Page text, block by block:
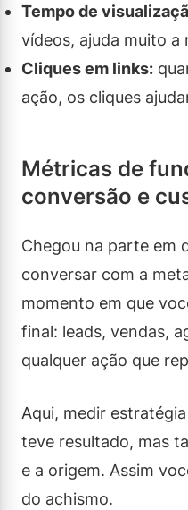
Tempo de
vídeos, ajuda muito a
Cliques em links:
ação, os cliques
Métricas de
conversão e
Chegou na parte em
conversar com a
momento em que
final: leads, vendas,
qualquer ação que
Aqui, medir
teve resultado, mas
e a origem. Assim
do achismo.